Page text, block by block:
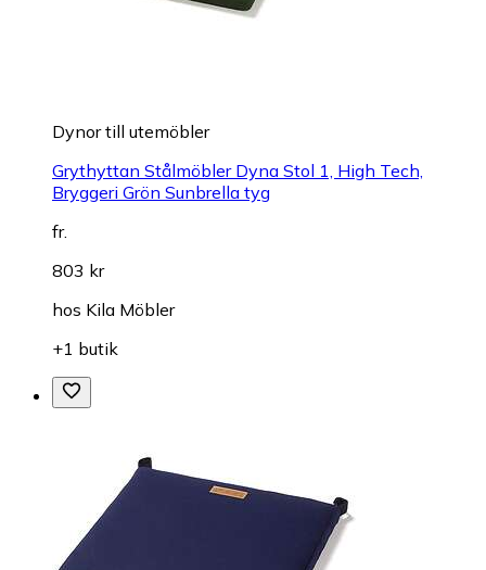
Dynor till utemöbler
Grythyttan Stålmöbler Dyna Stol 1, High Tech,
Bryggeri Grön Sunbrella tyg
fr.
803 kr
hos Kila Möbler
+1 butik